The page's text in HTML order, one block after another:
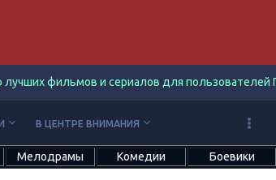
лучших фильмов и сериалов для пользователей
keyboard_arrow_down В ЦЕНТРЕ ВНИМАНИЯ keyboard_arrow_down
Мелодрамы Комедии Боевики